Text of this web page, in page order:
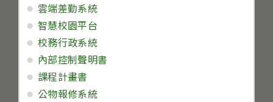
雲端差勤系統
智慧校園平台
校務行政系統
內部控制聲明書
課程計畫書
公物報修系統